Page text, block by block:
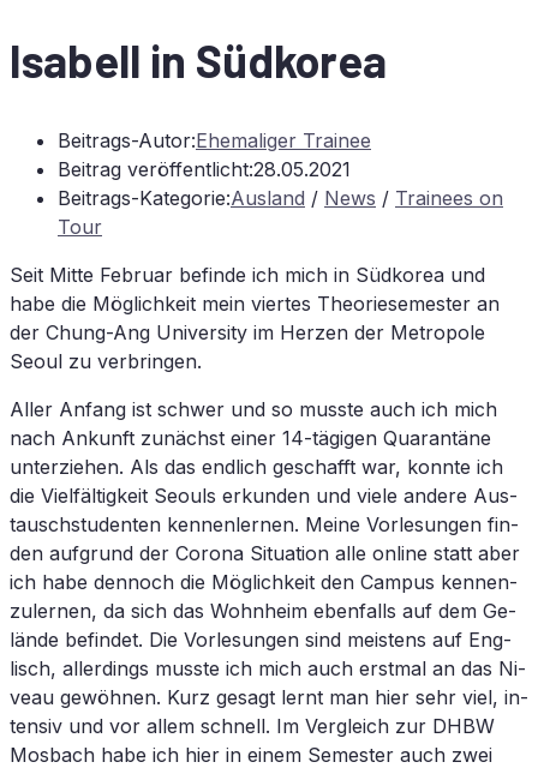
Isa­bell in Südkorea
Beitrags-Autor:Ehemaliger Trainee
Beitrag veröffentlicht:28.05.2021
Beitrags-Kategorie:Ausland / News / Trainees on
Tour
Seit Mit­te Fe­bru­ar be­fin­de ich mich in Süd­ko­rea und
habe die Mög­lich­keit mein vier­tes Theo­rie­se­mes­ter an
der Chung-Ang Uni­ver­si­ty im Her­zen der Me­tro­po­le
Seo­ul zu verbringen.
Al­ler An­fang ist schwer und so muss­te auch ich mich
nach An­kunft zu­nächst ei­ner 14-tä­gi­gen Qua­ran­tä­ne
un­ter­zie­hen. Als das end­lich ge­schafft war, konn­te ich
die Viel­fäl­tig­keit Seo­uls er­kun­den und vie­le an­de­re Aus­
tausch­stu­den­ten ken­nen­ler­nen. Mei­ne Vor­le­sun­gen fin­
den auf­grund der Co­ro­na Si­tua­ti­on alle on­line statt aber
ich habe den­noch die Mög­lich­keit den Cam­pus ken­nen­
zu­ler­nen, da sich das Wohn­heim eben­falls auf dem Ge­
län­de be­fin­det. Die Vor­le­sun­gen sind meis­tens auf Eng­
lisch, al­ler­dings muss­te ich mich auch erst­mal an das Ni­
veau ge­wöh­nen. Kurz ge­sagt lernt man hier sehr viel, in­
ten­siv und vor al­lem schnell. Im Ver­gleich zur DHBW
Mos­bach habe ich hier in ei­nem Se­mes­ter auch zwei